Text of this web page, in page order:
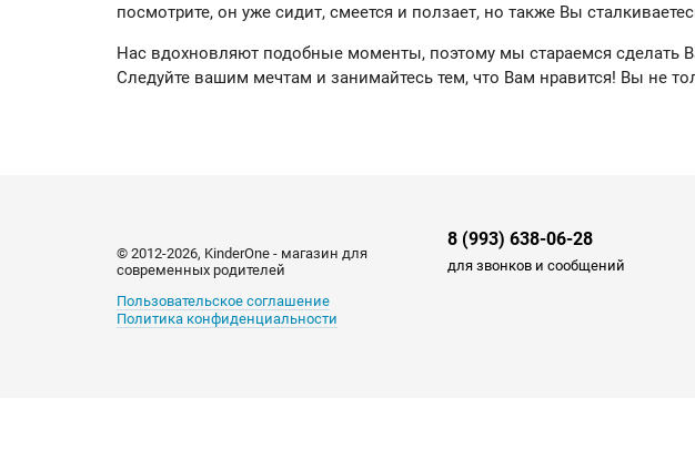
посмотрите, он уже сидит, смеется и ползает, но также Вы
Нас вдохновляют подобные моменты, поэтому мы стараемся
Следуйте вашим мечтам и занимайтесь тем, что Вам нравится! Вы не
© 2012-2026, KinderOne - магазин для
современных родителей
Пользовательское соглашение
Политика конфиденциальности
8 (993) 638-06-28
для звонков и сообщений